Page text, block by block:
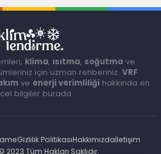
klima, ısıtma, soğutma ve
için uzman rehberiniz. VRF
ve enerji verimliliği hakkında en
bilgiler burada.
Gizlilik PolitikasıHakkımızdaİletişim
Tüm Hakları Saklıdır.